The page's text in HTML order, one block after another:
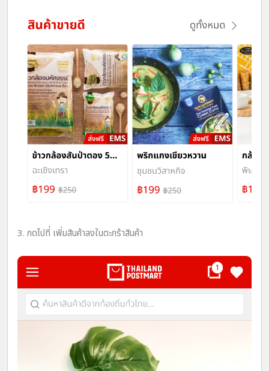
3. กดไปที่ เพิ่มสินค้าลงในตะกร้าสินค้า